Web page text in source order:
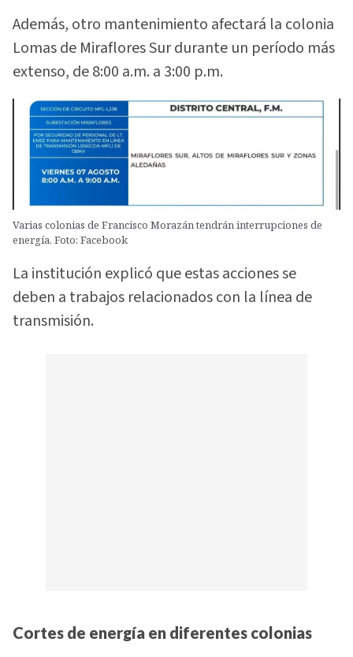
Además, otro mantenimiento afectará la colonia
Lomas de Miraflores Sur durante un período más
extenso, de 8:00 a.m. a 3:00 p.m.
Varias colonias de Francisco Morazán tendrán interrupciones de
energía. Foto: Facebook
La institución explicó que estas acciones se
deben a trabajos relacionados con la línea de
transmisión.
Cortes de energía en diferentes colonias